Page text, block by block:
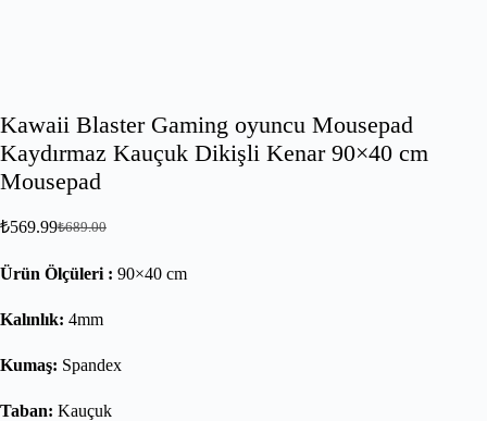
Kawaii Blaster Gaming oyuncu Mousepad
Kaydırmaz Kauçuk Dikişli Kenar 90×40 cm
Mousepad
₺689.00
₺569.99
Ürün Ölçüleri : 90×40 cm
Kalınlık: 4mm
Kumaş: Spandex
Taban: Kauçuk